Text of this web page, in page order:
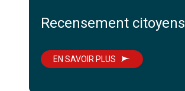
Recensement citoyens
EN SAVOIR PLUS